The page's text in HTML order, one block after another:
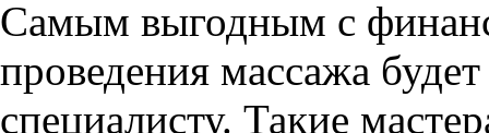
Самым выгодным с
проведения массажа
специалисту. Такие